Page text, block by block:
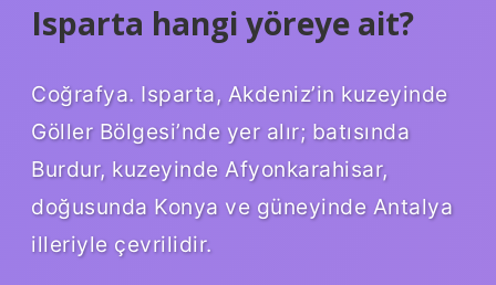
Isparta hangi yöreye ait?
Coğrafya. Isparta, Akdeniz’in kuzeyinde
Göller Bölgesi’nde yer alır; batısında
Burdur, kuzeyinde Afyonkarahisar,
doğusunda Konya ve güneyinde Antalya
illeriyle çevrilidir.